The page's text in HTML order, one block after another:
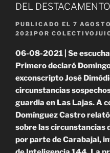
DEL
PUBLICADO EL 7
2021POR
06-08-2021 | Se
Primero declaró
exconscripto José
circunstancias
guardia en Las Lajas. A
Domínguez Castro
sobre las circunstancias
por parte de Carabajal,